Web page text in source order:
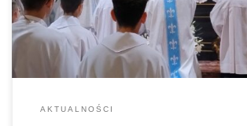
uczestnicy Tarnowskiej Pielgrzymki Rowerowej
także księża […]
AKTUALNOŚCI